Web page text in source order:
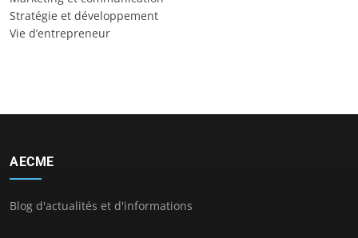
Stratégie et développement
Vie d’entrepreneur
AECME
Blog d'actualités et d'informations